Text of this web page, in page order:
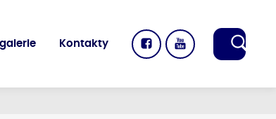
Kontakty